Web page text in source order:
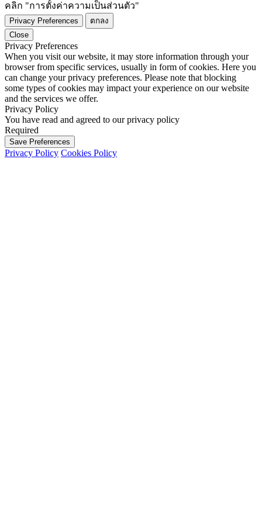
คลิก "การตั้งค่าความเป็นส่วนตัว"
Privacy Preferences
ตกลง
Close
Privacy Preferences
When you visit our website, it may store information through your
browser from specific services, usually in form of cookies. Here you
can change your privacy preferences. Please note that blocking
some types of cookies may impact your experience on our website
and the services we offer.
Privacy Policy
You have read and agreed to our privacy policy
Required
Save Preferences
Privacy Policy Cookies Policy